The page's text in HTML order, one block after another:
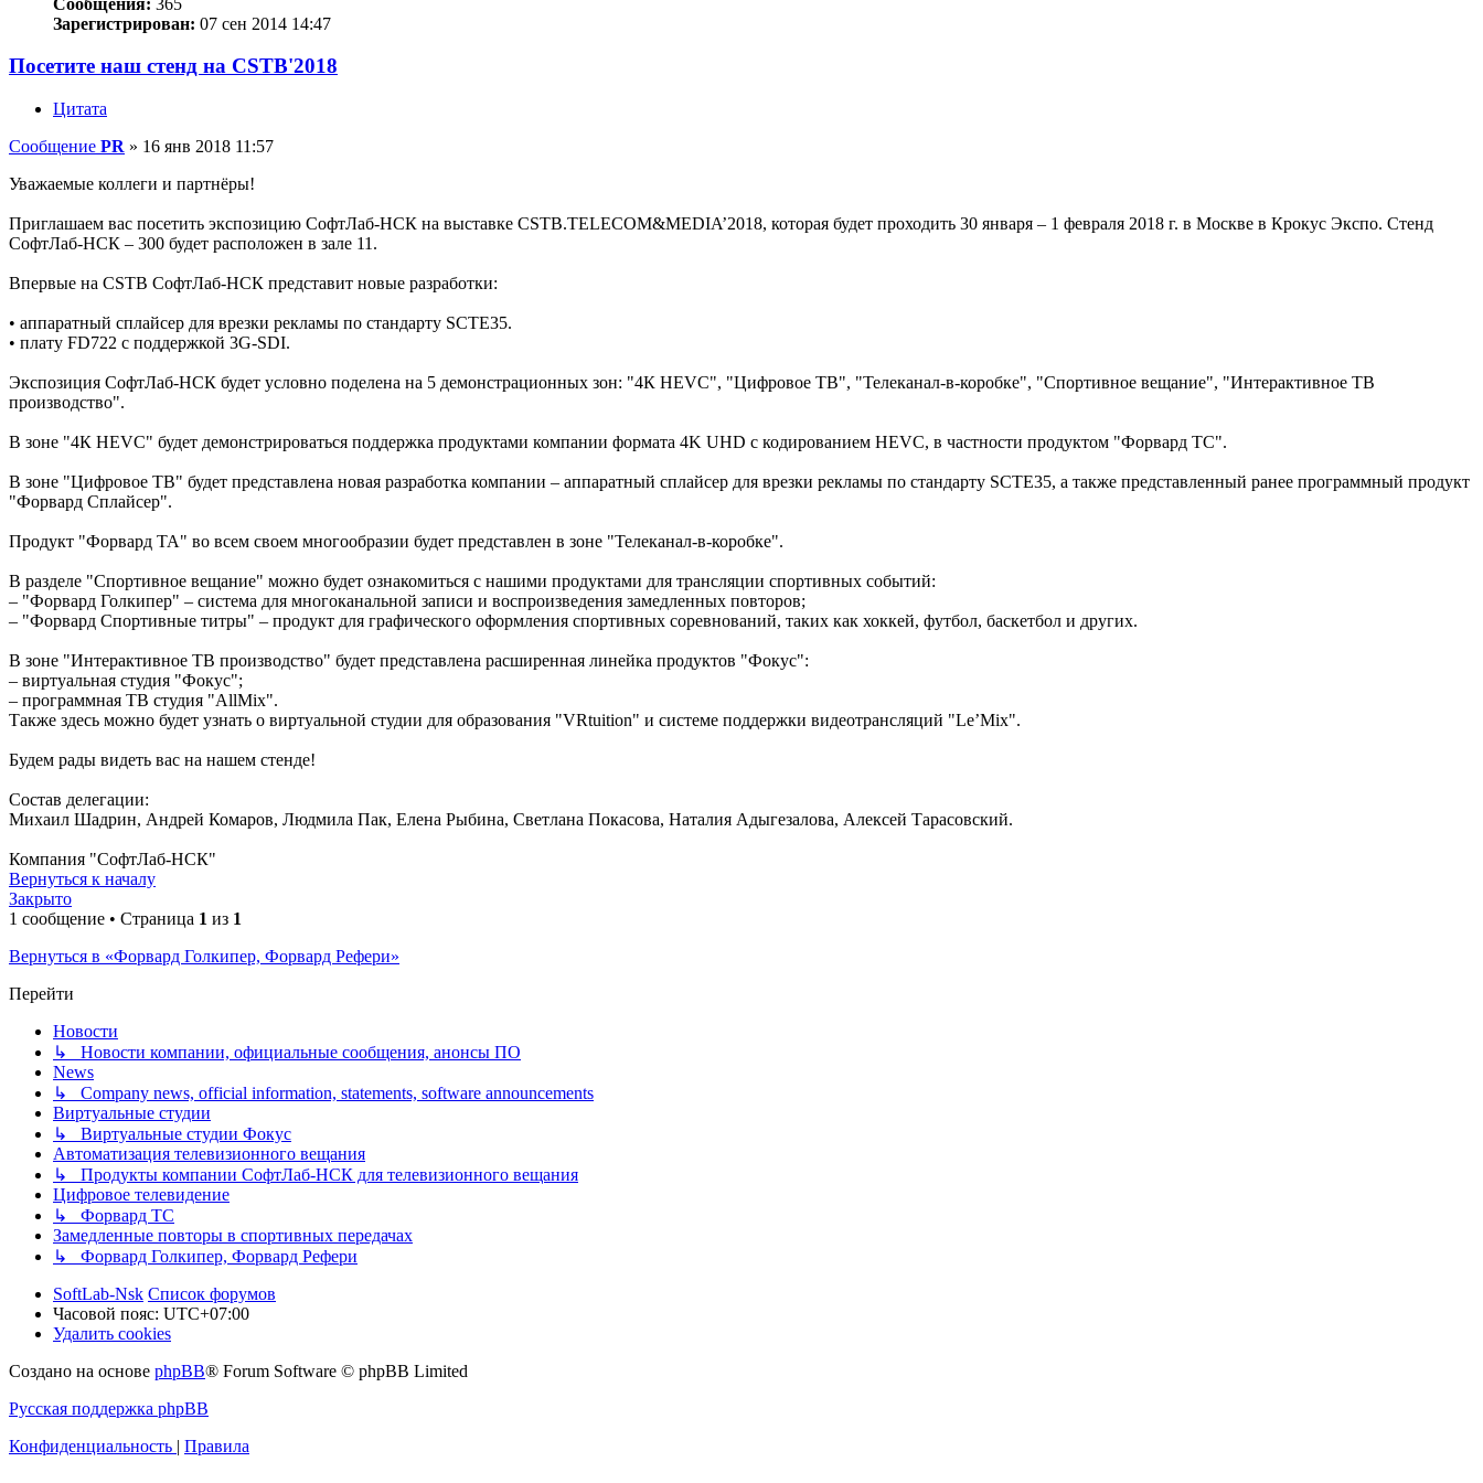
Зарегистрирован: 07 сен 2014 14:47
Посетите наш стенд на CSTB'2018
Цитата
Сообщение PR » 16 янв 2018 11:57
Уважаемые коллеги и партнёры!
Приглашаем вас посетить экспозицию СофтЛаб-НСК на выставке CSTB.TELECOM&MEDIA’2018, которая будет проходить 30 января – 1 февраля 2018 г. в Москве в Крокус Экспо. Стенд
СофтЛаб-НСК – 300 будет расположен в зале 11.
Впервые на CSTB СофтЛаб-НСК представит новые разработки:
• аппаратный сплайсер для врезки рекламы по стандарту SCTE35.
• плату FD722 с поддержкой 3G-SDI.
Экспозиция СофтЛаб-НСК будет условно поделена на 5 демонстрационных зон: "4К HEVC", "Цифровое ТВ", "Телеканал-в-коробке", "Спортивное вещание", "Интерактивное ТВ
производство".
В зоне "4К HEVC" будет демонстрироваться поддержка продуктами компании формата 4K UHD с кодированием HEVC, в частности продуктом "Форвард ТС".
В зоне "Цифровое ТВ" будет представлена новая разработка компании – аппаратный сплайсер для врезки рекламы по стандарту SCTE35, а также представленный ранее программный продукт
"Форвард Сплайсер".
Продукт "Форвард ТА" во всем своем многообразии будет представлен в зоне "Телеканал-в-коробке".
В разделе "Спортивное вещание" можно будет ознакомиться с нашими продуктами для трансляции спортивных событий:
– "Форвард Голкипер" – система для многоканальной записи и воспроизведения замедленных повторов;
– "Форвард Спортивные титры" – продукт для графического оформления спортивных соревнований, таких как хоккей, футбол, баскетбол и других.
В зоне "Интерактивное ТВ производство" будет представлена расширенная линейка продуктов "Фокус":
– виртуальная студия "Фокус";
– программная ТВ студия "AllMix".
Также здесь можно будет узнать о виртуальной студии для образования "VRtuition" и системе поддержки видеотрансляций "Le’Mix".
Будем рады видеть вас на нашем стенде!
Состав делегации:
Михаил Шадрин, Андрей Комаров, Людмила Пак, Елена Рыбина, Светлана Покасова, Наталия Адыгезалова, Алексей Тарасовский.
Компания "СофтЛаб-НСК"
Вернуться к началу
Закрыто
1 сообщение • Страница 1 из 1
Вернуться в «Форвард Голкипер, Форвард Рефери»
Перейти
Новости
↳ Новости компании, официальные сообщения, анонсы ПО
News
↳ Company news, official information, statements, software announcements
Виртуальные студии
↳ Виртуальные студии Фокус
Автоматизация телевизионного вещания
↳ Продукты компании СофтЛаб-НСК для телевизионного вещания
Цифровое телевидение
↳ Форвард ТС
Замедленные повторы в спортивных передачах
↳ Форвард Голкипер, Форвард Рефери
SoftLab-Nsk Список форумов
Часовой пояс: UTC+07:00
Удалить cookies
Создано на основе phpBB® Forum Software © phpBB Limited
Русская поддержка phpBB
Конфиденциальность | Правила